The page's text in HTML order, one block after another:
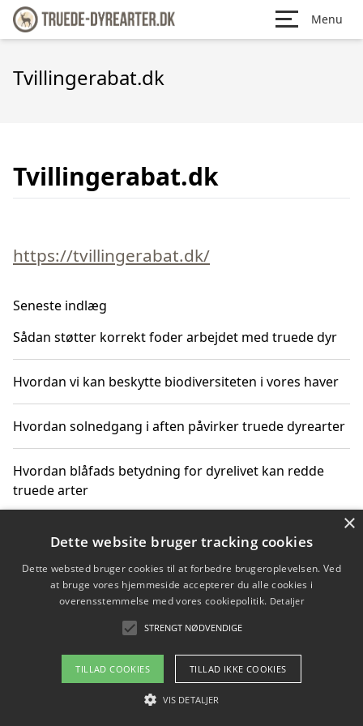
Menu
Tvillingerabat.dk
Tvillingerabat.dk
https://tvillingerabat.dk/
Seneste indlæg
Sådan støtter korrekt foder arbejdet med truede dyr
Hvordan vi kan beskytte biodiversiteten i vores haver
Hvordan solnedgang i aften påvirker truede dyrearter
Hvordan blåfads betydning for dyrelivet kan redde
truede arter
Hvordan kan gaver til unge voksne støtte bevarelsen
Copyright 2026 - Pilanto Aps
Om / kontakt
Blog Betingelser
×
Dette website bruger tracking cookies
Dette websted bruger cookies til at forbedre brugeroplevelsen. Ved
at bruge vores hjemmeside accepterer du alle cookies i
overensstemmelse med vores cookiepolitik. Detaljer
STRENGT NØDVENDIGE
TILLAD COOKIES TILLAD IKKE COOKIES
VIS DETALJER